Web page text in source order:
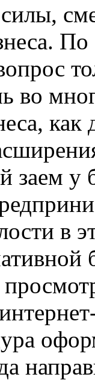
во
как
заем у
в